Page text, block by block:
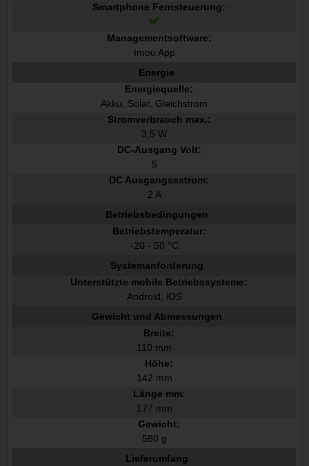
Smartphone Fernsteuerung:
Managementsoftware:
Imou App
Energie
Energiequelle:
Akku, Solar, Gleichstrom
Stromverbrauch max.:
3,5 W
DC-Ausgang Volt:
5
DC Ausgangssstrom:
2 A
Betriebsbedingungen
Betriebstemperatur:
-20 - 50 °C
Systemanforderung
Unterstützte mobile Betriebssysteme:
Android, iOS
Gewicht und Abmessungen
Breite:
110 mm
Höhe:
142 mm
Länge mm:
177 mm
Gewicht:
580 g
Lieferumfang